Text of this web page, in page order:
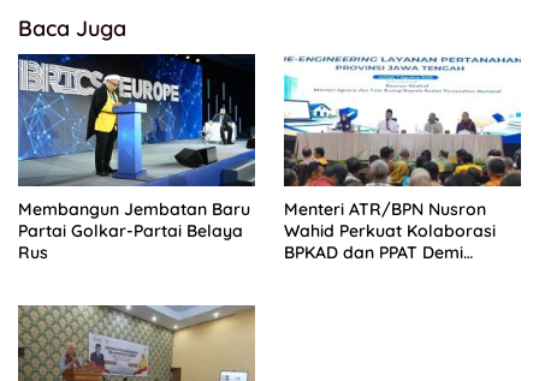
Baca Juga
Membangun Jembatan Baru
Partai Golkar-Partai Belaya
Rus
Menteri ATR/BPN Nusron
Wahid Perkuat Kolaborasi
BPKAD dan PPAT Demi